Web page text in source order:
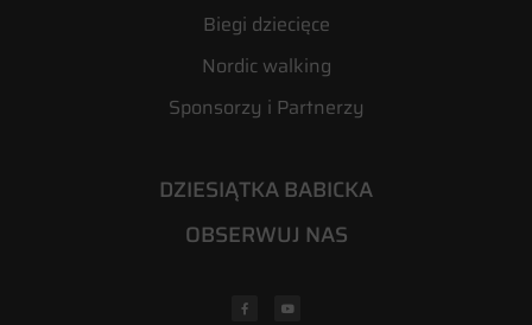
Biegi dziecięce
Nordic walking
Sponsorzy i Partnerzy
DZIESIĄTKA BABICKA
OBSERWUJ NAS